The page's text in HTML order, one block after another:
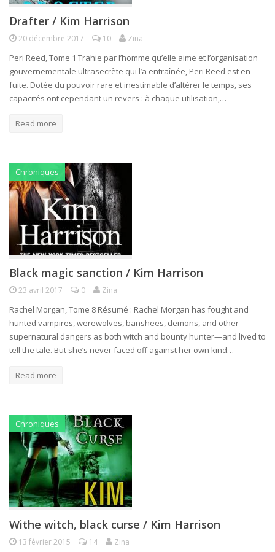
Drafter / Kim Harrison
20 décembre 2017 10 Zina
Peri Reed, Tome 1 Trahie par l’homme qu’elle aime et l’organisation
gouvernementale ultrasecrète qui l’a entraînée, Peri Reed est en
fuite. Dotée du pouvoir rare et inestimable d’altérer le temps, ses
capacités ont cependant un revers : à chaque utilisation,…
Read more
Chroniques
Black magic sanction / Kim Harrison
23 avril 2017 0 Zina
Rachel Morgan, Tome 8 Résumé : Rachel Morgan has fought and
hunted vampires, werewolves, banshees, demons, and other
supernatural dangers as both witch and bounty hunter—and lived to
tell the tale. But she’s never faced off against her own kind…
Read more
Chroniques
Withe witch, black curse / Kim Harrison
13 février 2015 14 Zina